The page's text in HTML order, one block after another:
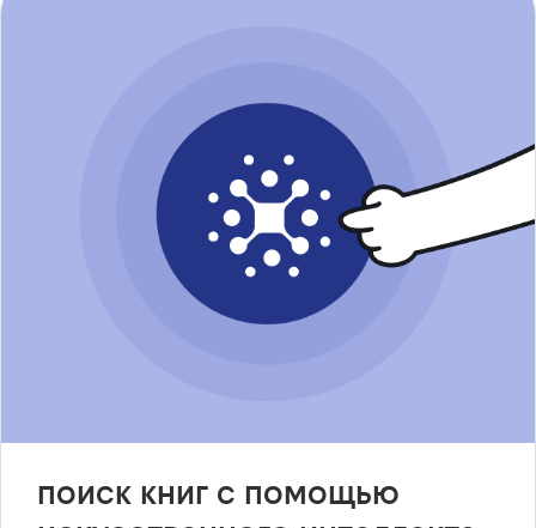
поиск книг с помощью